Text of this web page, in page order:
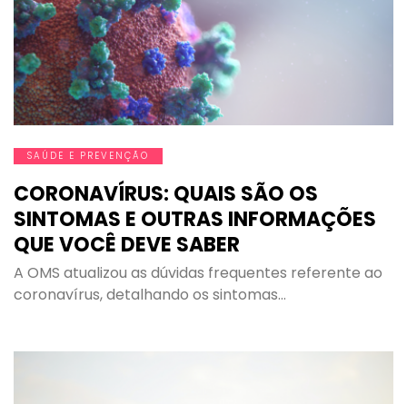
SAÚDE E PREVENÇÃO
CORONAVÍRUS: QUAIS SÃO OS
SINTOMAS E OUTRAS INFORMAÇÕES
QUE VOCÊ DEVE SABER
A OMS atualizou as dúvidas frequentes referente ao
coronavírus, detalhando os sintomas…